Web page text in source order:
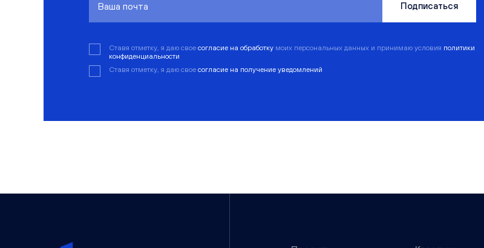
Подписаться
Ставя отметку, я даю свое согласие на обработку моих персональных данных и принимаю условия политики
конфиденциальности
Ставя отметку, я даю свое согласие на получение уведомлений